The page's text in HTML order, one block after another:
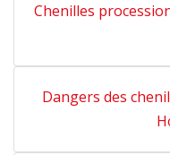
Chenilles
Dangers des